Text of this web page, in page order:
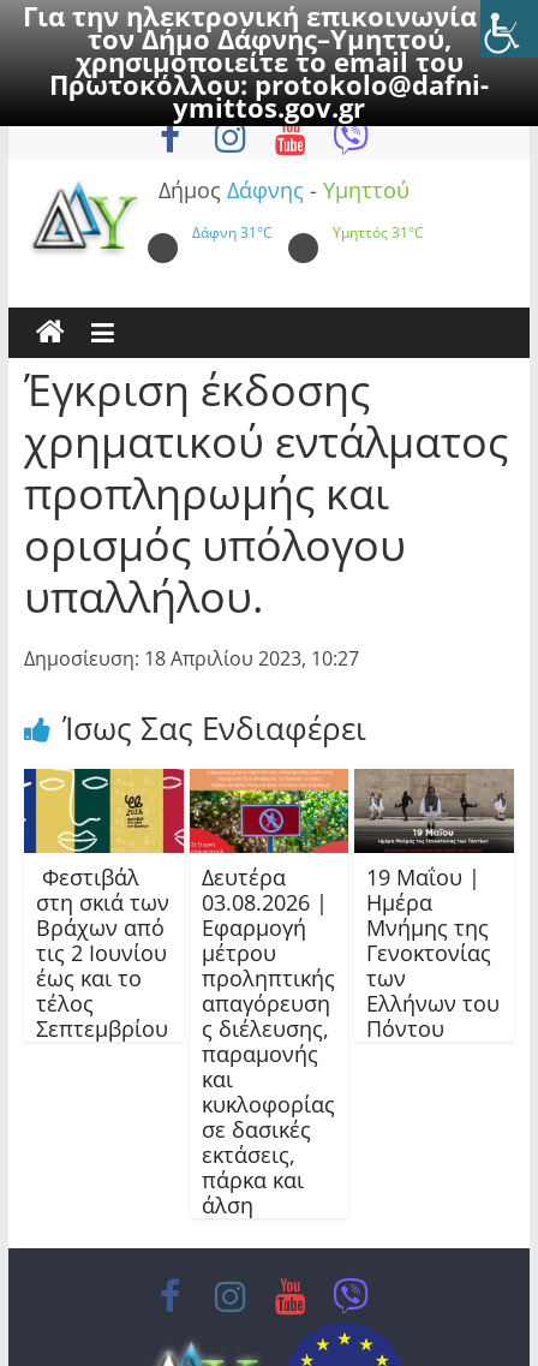
Για την ηλεκτρονική επικοινωνία με
τον Δήμο Δάφνης–Υμηττού,
χρησιμοποιείτε το email του
Πρωτοκόλλου:protokolo@dafni-
ymittos.gov.gr
to
Σάββατο, 8 Αυγούστου 2026
Δήμος Δάφνης - Υμηττού
Δάφνη31°C Υμηττός31°C
Έγκριση έκδοσης
χρηματικού εντάλματος
προπληρωμής και
ορισμός υπόλογου
υπαλλήλου.
Δημοσίευση: 18 Απριλίου 2023, 10:27
Ίσως Σας Ενδιαφέρει
Φεστιβάλ
στη σκιά των
Βράχων από
τις 2 Ιουνίου
έως και το
τέλος
Σεπτεμβρίου
Δευτέρα
03.08.2026 |
Εφαρμογή
μέτρου
προληπτικής
απαγόρευση
ς διέλευσης,
παραμονής
και
κυκλοφορίας
σε δασικές
εκτάσεις,
πάρκα και
άλση
19 Μαΐου |
Ημέρα
Μνήμης της
Γενοκτονίας
των
Ελλήνων του
Πόντου